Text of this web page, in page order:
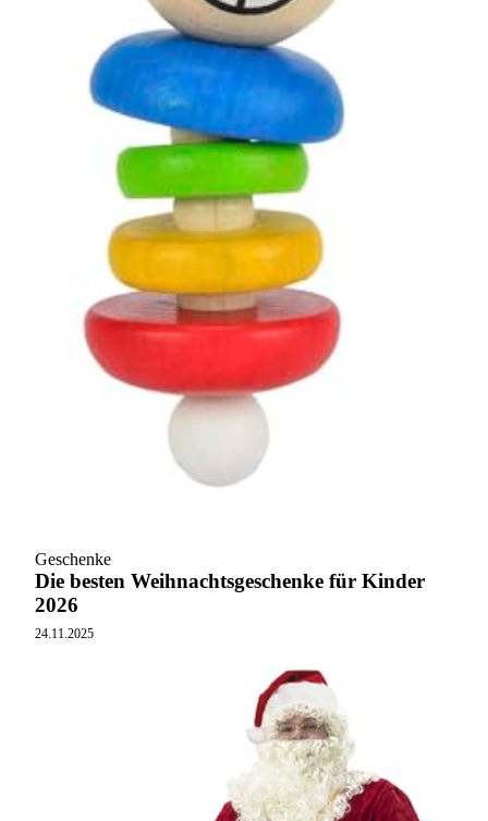
Geschenke
Die besten Weihnachtsgeschenke für Kinder
2026
24.11.2025